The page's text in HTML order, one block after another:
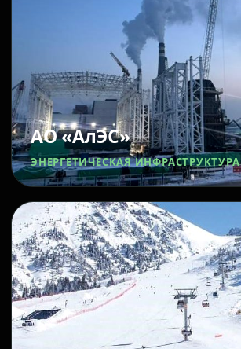
АО «АлЭС»
ЭНЕРГЕТИЧЕСКАЯ ИНФРАСТРУКТУРА